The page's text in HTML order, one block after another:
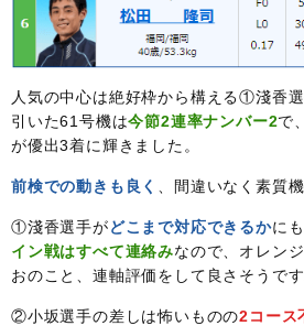
人気の中心は絶好枠から構える①淺香選
引いた61号機は今節2連率ナンバー2で
が優出3着に輝きました。
前検での動きも良く 、間違いなく素質
①淺香選手がどこまで対応できるかに
イン戦はすべて連絡みなので、オレン
おのこと、連軸評価をして良さそうです
②小坂選手の差しは怖いものの2コース